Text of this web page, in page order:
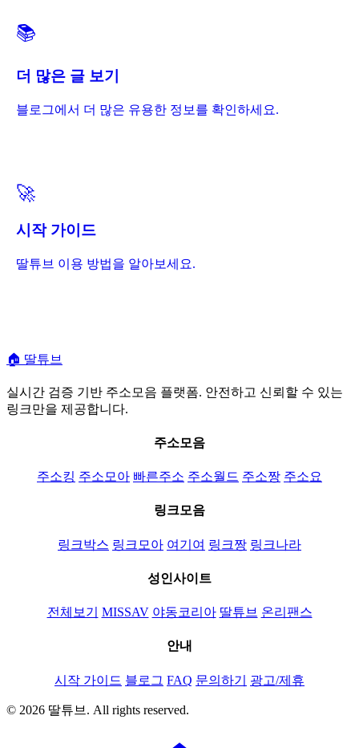
📚
더 많은 글 보기
블로그에서 더 많은 유용한 정보를 확인하세요.
🚀
시작 가이드
딸튜브 이용 방법을 알아보세요.
🏠 딸튜브
실시간 검증 기반 주소모음 플랫폼. 안전하고 신뢰할 수 있는
링크만을 제공합니다.
주소모음
주소킹 주소모아 빠른주소 주소월드 주소짱 주소요
링크모음
링크박스 링크모아 여기여 링크짱 링크나라
성인사이트
전체보기 MISSAV 야동코리아 딸튜브 온리팬스
안내
시작 가이드 블로그 FAQ 문의하기 광고/제휴
© 2026 딸튜브. All rights reserved.